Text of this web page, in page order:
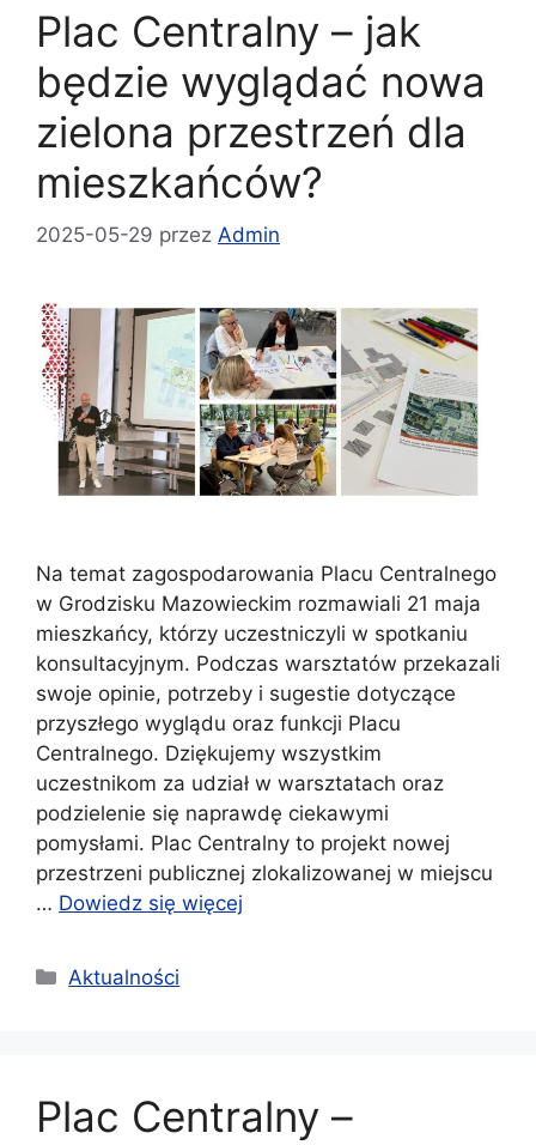
Plac Centralny – jak
będzie wyglądać nowa
zielona przestrzeń dla
mieszkańców?
2025-05-29 przez Admin
Na temat zagospodarowania Placu Centralnego
w Grodzisku Mazowieckim rozmawiali 21 maja
mieszkańcy, którzy uczestniczyli w spotkaniu
konsultacyjnym. Podczas warsztatów przekazali
swoje opinie, potrzeby i sugestie dotyczące
przyszłego wyglądu oraz funkcji Placu
Centralnego. Dziękujemy wszystkim
uczestnikom za udział w warsztatach oraz
podzielenie się naprawdę ciekawymi
pomysłami. Plac Centralny to projekt nowej
przestrzeni publicznej zlokalizowanej w miejscu
… Dowiedz się więcej
Kategorie
Aktualności
Plac Centralny –